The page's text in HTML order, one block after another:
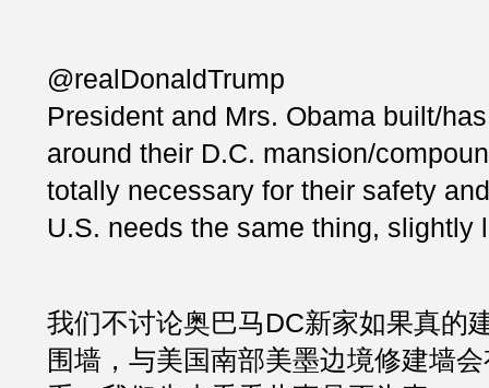
@realDonaldTrump
President and Mrs. Obama built/
around their D.C. mansion/
totally necessary for their safety
U.S. needs the same thing, slightly
我们不讨论奥巴马DC新家如果真的
围墙，与美国南部美墨边境修建墙